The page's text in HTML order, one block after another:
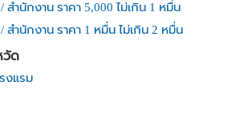
สำนักงาน ราคา 5,000 ไม่เกิน 1 หมื่น
สำนักงาน ราคา 1 หมื่น ไม่เกิน 2 หมื่น
วัด
งแรม